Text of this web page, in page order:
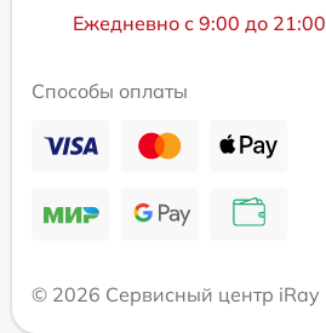
Ежедневно с 9:00 до 21:00
Способы оплаты
© 2026 Сервисный центр iRay